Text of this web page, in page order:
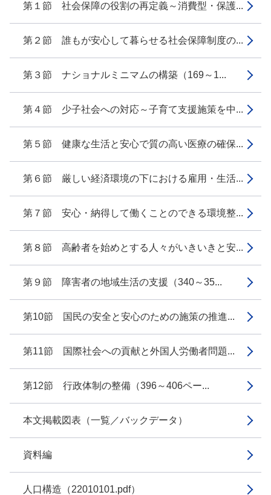
第１節 社会保障の役割の再定義～消費型・保護...
第２節 誰もが安心して暮らせる社会保障制度の...
第３節 ナショナルミニマムの構築（169～1...
第４節 少子社会への対応～子育て支援施策を中...
第５節 健康な生活と安心で質の高い医療の確保...
第６節 厳しい経済環境の下における雇用・生活...
第７節 安心・納得して働くことのできる環境整...
第８節 高齢者を始めとする人々がいきいきと安...
第９節 障害者の地域生活の支援（340～35...
第10節 国民の安全と安心のための施策の推進...
第11節 国際社会への貢献と外国人労働者問題...
第12節 行政体制の整備（396～406ペー...
本文掲載図表（一覧／バックデータ）
資料編
人口構造（22010101.pdf）